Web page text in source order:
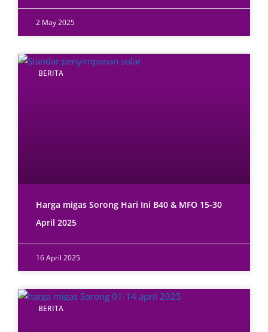
2 May 2025
BERITA
Harga migas Sorong Hari Ini B40 & MFO 15-30
April 2025
16 April 2025
BERITA